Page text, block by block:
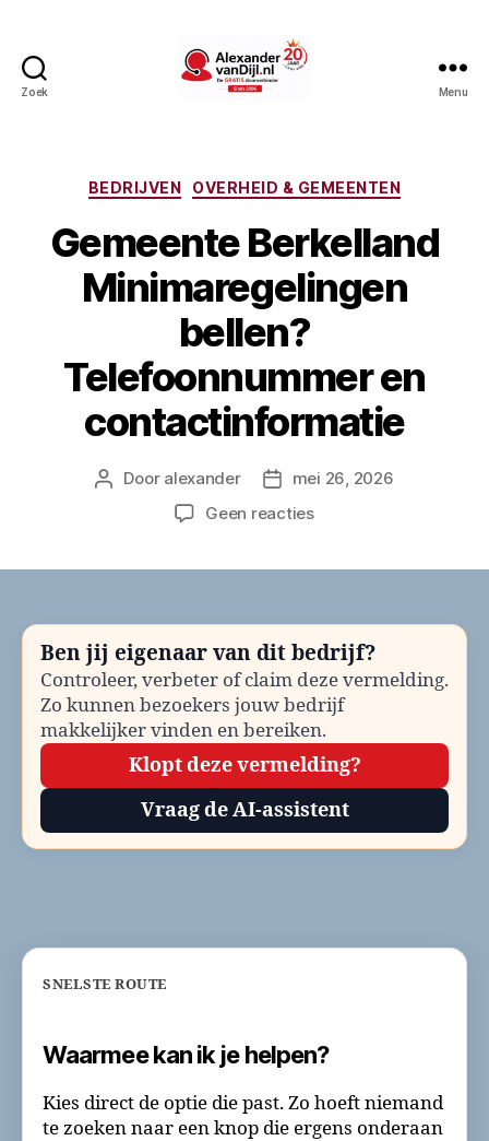
Zoek Menu
Categorieën
BEDRIJVEN OVERHEID & GEMEENTEN
Gemeente Berkelland
Minimaregelingen
bellen?
Telefoonnummer en
contactinformatie
Berichtauteur
Door alexander Berichtdatum
mei 26, 2026
Geen reactiesop
Telefoonnummer
en
contactinformatie
Ben jij eigenaar van dit bedrijf?
Controleer, verbeter of claim deze vermelding.
Zo kunnen bezoekers jouw bedrijf
makkelijker vinden en bereiken.
Klopt deze vermelding?
Vraag de AI-assistent
SNELSTE ROUTE
Waarmee kan ik je helpen?
Kies direct de optie die past. Zo hoeft niemand
te zoeken naar een knop die ergens onderaan